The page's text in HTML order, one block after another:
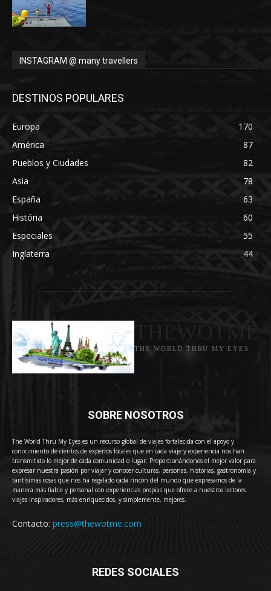
INSTAGRAM @ many travellers
DESTINOS POPULARES
Europa
170
América
87
Pueblos y Ciudades
82
Asia
78
España
63
História
60
Especiales
55
Inglaterra
44
THE WORLD THRU MY EYES
SOBRE NOSOTROS
The World Thru My Eyes es un recurso global de viajes fortalecida con el apoyo y
conocimiento de cientos de expertos locales que en cada viaje y experiencia nos han
transmitido lo mejor de cada comunidad o lugar. Proporcionándonos el mejor valor para
expresar nuestra pasión por viajar y conocer culturas, personas, historias, gastronomía y
tantísimas cosas que nos ha regalado cada rincón del mundo que expresamos de la
manera más fiable y personal con experiencias propias que ofrece a nuestros lectores
viajes inspiradores, más enriquecidos, y simplemente, mejores.
Contacto: press@thewotme.com
REDES SOCIALES